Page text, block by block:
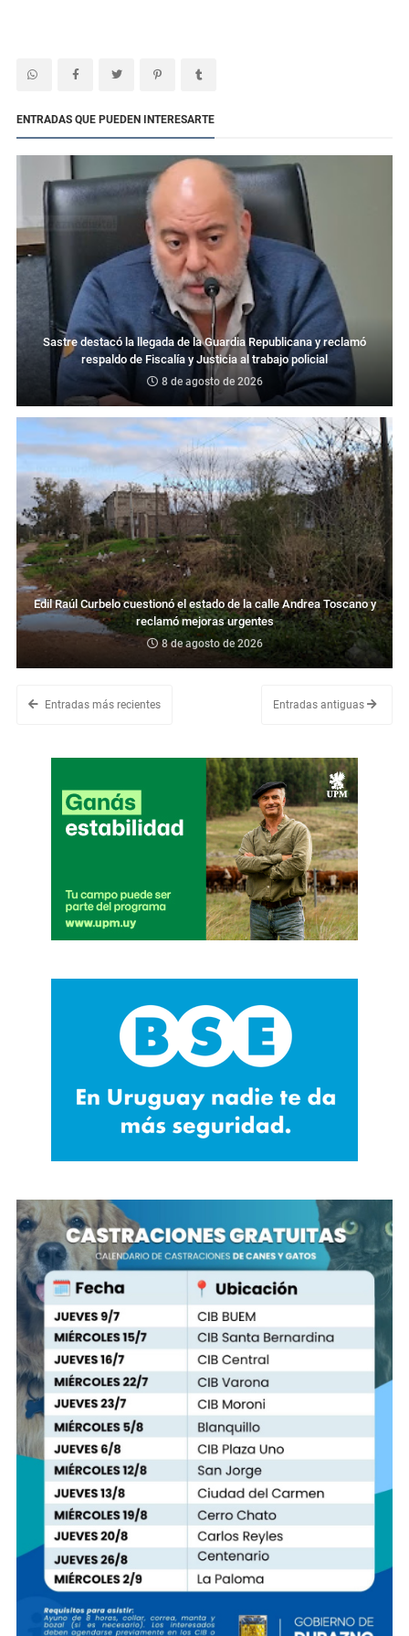
ENTRADAS QUE PUEDEN INTERESARTE
Sastre destacó la llegada de la Guardia Republicana y reclamó
respaldo de Fiscalía y Justicia al trabajo policial
8 de agosto de 2026
Edil Raúl Curbelo cuestionó el estado de la calle Andrea Toscano y
reclamó mejoras urgentes
8 de agosto de 2026
Entradas más recientes Entradas antiguas